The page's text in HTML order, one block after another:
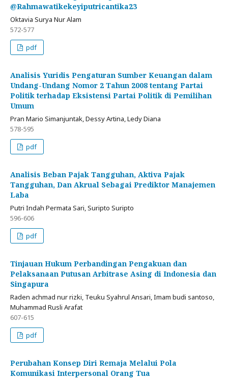
@Rahmawatikekeyiputricantika23
Oktavia Surya Nur Alam
572-577
pdf
Analisis Yuridis Pengaturan Sumber Keuangan dalam
Undang-Undang Nomor 2 Tahun 2008 tentang Partai
Politik terhadap Eksistensi Partai Politik di Pemilihan
Umum
Pran Mario Simanjuntak, Dessy Artina, Ledy Diana
578-595
pdf
Analisis Beban Pajak Tangguhan, Aktiva Pajak
Tangguhan, Dan Akrual Sebagai Prediktor Manajemen
Laba
Putri Indah Permata Sari, Suripto Suripto
596-606
pdf
Tinjauan Hukum Perbandingan Pengakuan dan
Pelaksanaan Putusan Arbitrase Asing di Indonesia dan
Singapura
Raden achmad nur rizki, Teuku Syahrul Ansari, Imam budi santoso,
Muhammad Rusli Arafat
607-615
pdf
Perubahan Konsep Diri Remaja Melalui Pola
Komunikasi Interpersonal Orang Tua